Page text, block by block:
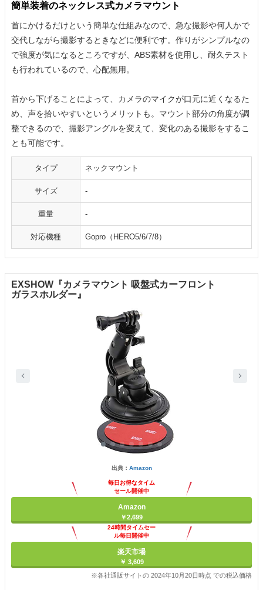
簡単装着のネックレス式カメラマウント
首にかけるだけという簡単な仕組みなので、急な撮影や何人かで
交代しながら撮影するときなどに便利です。作りがシンプルなの
で強度が気になるところですが、ABS素材を使用し、耐久テスト
も行われているので、心配無用。
首から下げることによって、カメラのマイクが口元に近くなるた
め、声を拾いやすいというメリットも。マウント部分の角度が調
整できるので、撮影アングルを変えて、変化のある撮影をするこ
とも可能です。
タイプ ネックマウント
サイズ -
重量 -
対応機種 Gopro（HERO5/6/7/8）
EXSHOW『カメラマウント 吸盤式カーフロント
ガラスホルダー』
出典： Amazon
毎日お得なタイム
セール開催中
Amazon
￥2,699
24時間タイムセー
ル毎日開催中
楽天市場
￥ 3,609
※各社通販サイトの 2024年10月20日時点 での税込価格